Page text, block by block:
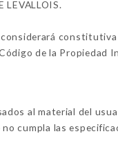
de la Propiedad
al material del
cumpla las